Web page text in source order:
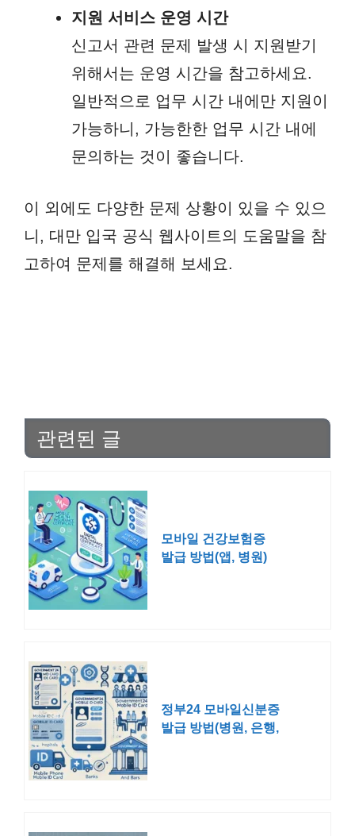
지원 서비스 운영 시간
신고서 관련 문제 발생 시 지원받기
위해서는 운영 시간을 참고하세요.
일반적으로 업무 시간 내에만 지원이
가능하니, 가능한한 업무 시간 내에
문의하는 것이 좋습니다.
이 외에도 다양한 문제 상황이 있을 수 있으
니, 대만 입국 공식 웹사이트의 도움말을 참
고하여 문제를 해결해 보세요.
관련된 글
모바일 건강보험증
발급 방법(앱, 병원)
정부24 모바일신분증
발급 방법(병원, 은행,